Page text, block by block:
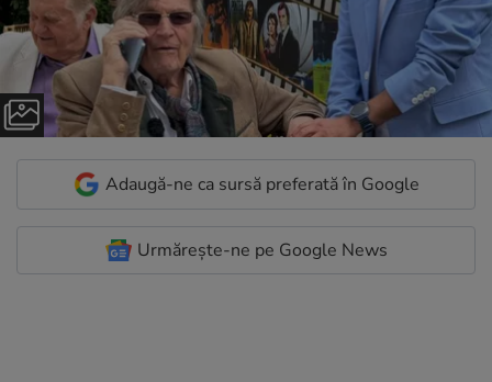
Adaugă-ne ca sursă preferată în Google
Urmărește-ne pe Google News